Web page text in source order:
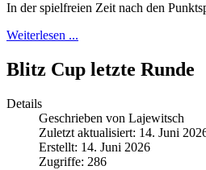
In der spielfreien Zeit nach den
Weiterlesen ...
Blitz Cup letzte Runde
Details
Geschrieben von Lajewitsch
Zuletzt aktualisiert: 14. Juni
Erstellt: 14. Juni 2026
Zugriffe: 286